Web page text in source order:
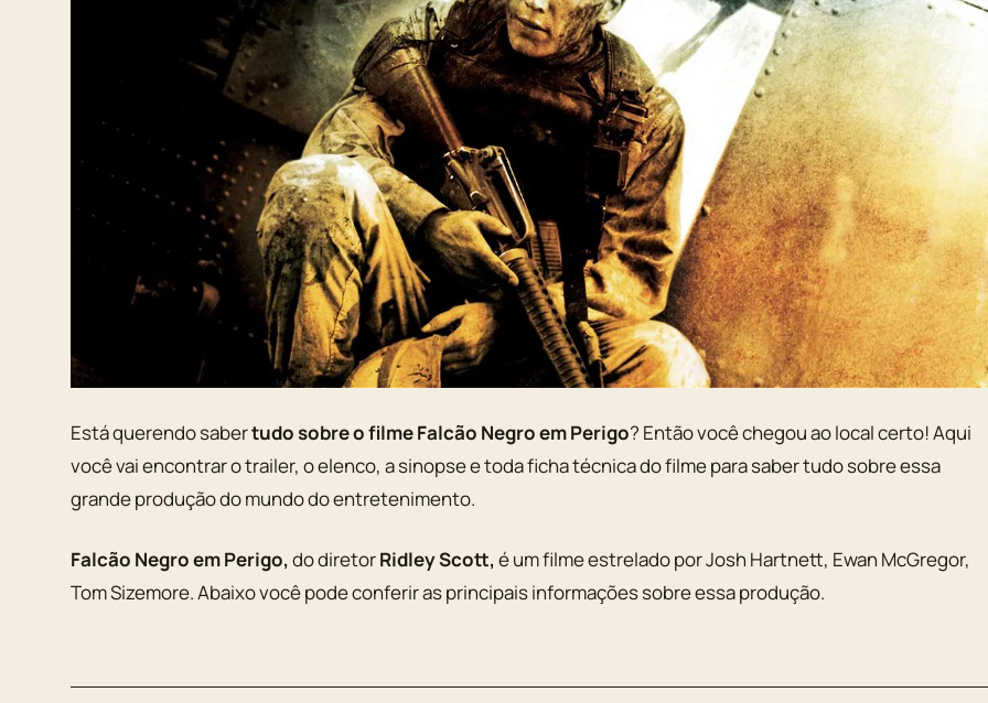
Está querendo sabertudo sobre o filme Falcão Negro em Perigo? Então você chegou ao local certo! Aqui
você vai encontrar o trailer, o elenco, a sinopse e toda ficha técnica do filme para saber tudo sobre essa
grande produção do mundo do entretenimento.
Falcão Negro em Perigo,do diretorRidley Scott,é um filme estrelado por Josh Hartnett, Ewan McGregor,
Tom Sizemore. Abaixo você pode conferir as principais informações sobre essa produção.